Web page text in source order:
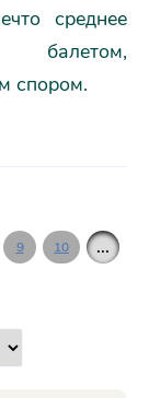
среднее
балетом,
спором.
9 10 ...